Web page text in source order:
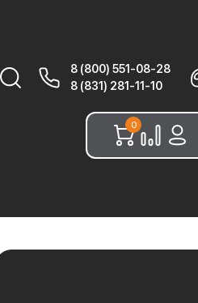
Найти:
8 (800) 551-08-28
8 (831) 281-11-10
0